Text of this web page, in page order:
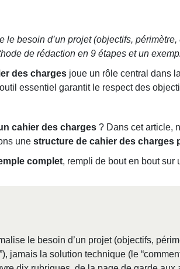
le besoin d’un projet (objectifs,
de rédaction en 9 étapes et un
des charges joue un rôle central dans
essentiel garantit le respect des
cahier des charges ? Dans cet article,
une structure de cahier des charges
complet, rempli de bout en bout sur
le besoin d’un projet (objectifs,
jamais la solution technique (le